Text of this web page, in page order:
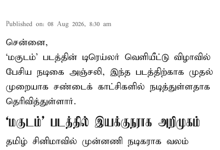
Published on: 08 Aug 2026, 8:30 am
சென்னை,
‘மகுடம்’ படத்தின் டிரெய்லர் வெளியீட்டு விழாவில்
பேசிய நடிகை அஞ்சலி, இந்த படத்திற்காக முதல்
முறையாக சண்டைக் காட்சிகளில் நடித்துள்ளதாக
தெரிவித்துள்ளார்.
‘மகுடம்’ படத்தில் இயக்குநராக அறிமுகம்
தமிழ் சினிமாவில் முன்னணி நடிகராக வலம்